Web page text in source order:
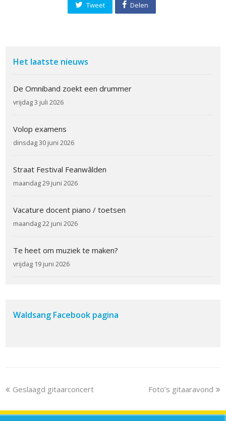
Tweet Delen
Het laatste nieuws
De Omniband zoekt een drummer
vrijdag 3 juli 2026
Volop examens
dinsdag 30 juni 2026
Straat Festival Feanwâlden
maandag 29 juni 2026
Vacature docent piano / toetsen
maandag 22 juni 2026
Te heet om muziek te maken?
vrijdag 19 juni 2026
Waldsang Facebook pagina
previous
Geslaagd gitaarconcert
next
Foto’s gitaaravond